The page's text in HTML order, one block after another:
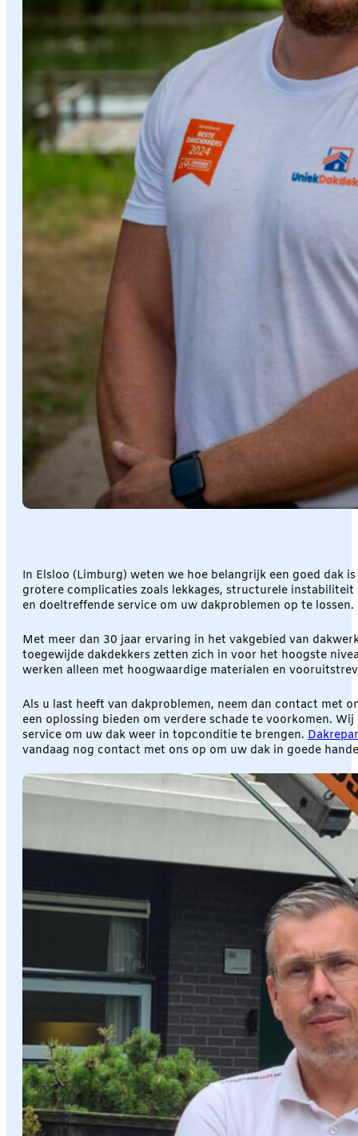
In Elsloo (Limburg) weten we hoe belangrijk een goed dak
grotere complicaties zoals lekkages, structurele
en doeltreffende service om uw dakproblemen op te lossen.
Met meer dan 30 jaar ervaring in het vakgebied van
toegewijde dakdekkers zetten zich in voor het hoogste
werken alleen met hoogwaardige materialen en
Als u last heeft van dakproblemen, neem dan contact met
een oplossing bieden om verdere schade te voorkomen.
service om uw dak weer in topconditie te brengen.
vandaag nog contact met ons op om uw dak in goede